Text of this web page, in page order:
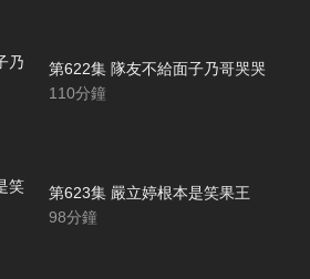
第622集 隊友不給面子乃哥哭哭
110分鐘
第623集 嚴立婷根本是笑果王
98分鐘